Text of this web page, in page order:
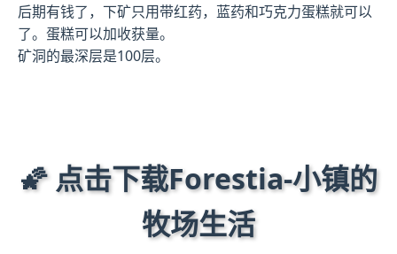
后期有钱了，下矿只用带红药，蓝药和巧克力蛋糕就可以
了。蛋糕可以加收获量。
矿洞的最深层是100层。
🌠 点击下载Forestia-小镇的
牧场生活